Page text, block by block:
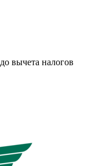
до вычета налогов